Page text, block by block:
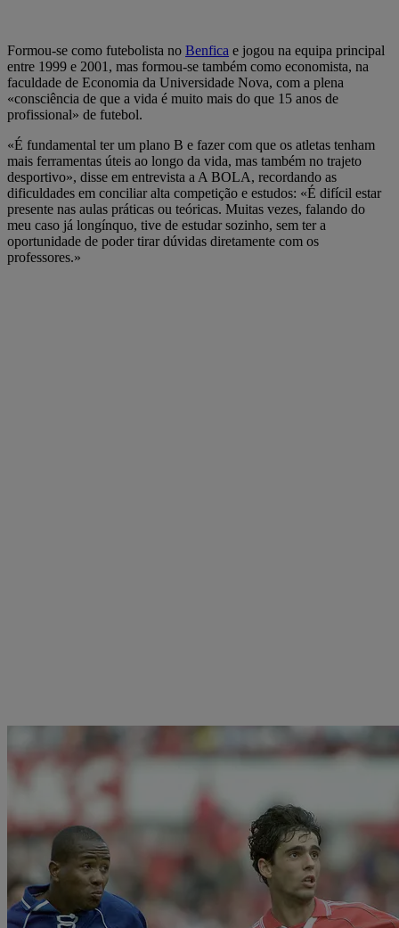
Formou-se como futebolista no Benfica e jogou na equipa principal
entre 1999 e 2001, mas formou-se também como economista, na
faculdade de Economia da Universidade Nova, com a plena
«consciência de que a vida é muito mais do que 15 anos de
profissional» de futebol.
«É fundamental ter um plano B e fazer com que os atletas tenham
mais ferramentas úteis ao longo da vida, mas também no trajeto
desportivo», disse em entrevista a A BOLA, recordando as
dificuldades em conciliar alta competição e estudos: «É difícil estar
presente nas aulas práticas ou teóricas. Muitas vezes, falando do
meu caso já longínquo, tive de estudar sozinho, sem ter a
oportunidade de poder tirar dúvidas diretamente com os
professores.»